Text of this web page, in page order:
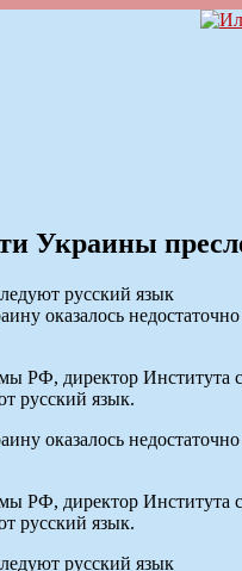
Украины
оказалось
директор Института
русский язык.
оказалось
директор Института
русский язык.